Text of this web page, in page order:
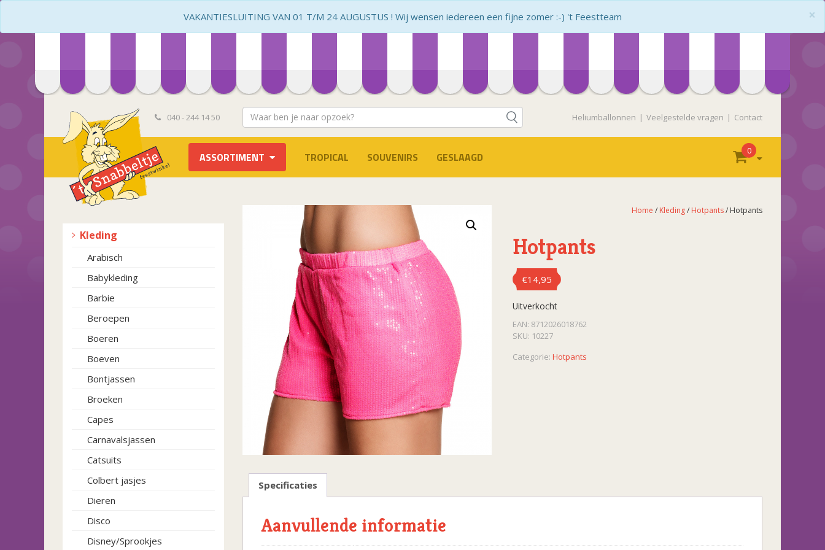
×
VAKANTIESLUITING VAN 01 T/M 24 AUGUSTUS ! Wij wensen iedereen een fijne zomer :-) 't Feestteam
040 - 244 14 50 Heliumballonnen Veelgestelde vragen Contact
ASSORTIMENT TROPICAL SOUVENIRS GESLAAGD 0
Kleding
Arabisch
Babykleding
Barbie
Beroepen
Boeren
Boeven
Bontjassen
Broeken
Capes
Carnavalsjassen
Catsuits
Colbert jasjes
Dieren
Disco
Disney/Sprookjes
Home / Kleding/ Hotpants/ Hotpants
Hotpants
€14,95
Uitverkocht
EAN: 8712026018762
SKU: 10227
Categorie:Hotpants
Specificaties
Aanvullende informatie